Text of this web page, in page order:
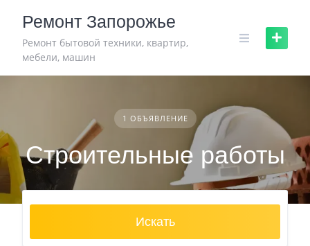
content
Ремонт Запорожье
Ремонт бытовой техники, квартир,
мебели, машин
1 ОБЪЯВЛЕНИЕ
Строительные работы
Искать